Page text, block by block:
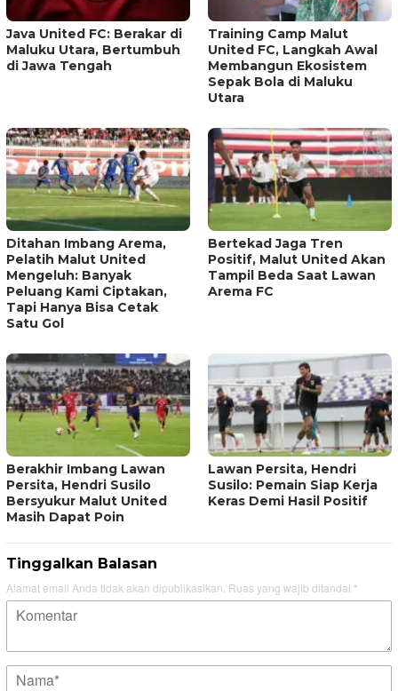
Java United FC: Berakar di
Maluku Utara, Bertumbuh
di Jawa Tengah
Training Camp Malut
United FC, Langkah Awal
Membangun Ekosistem
Sepak Bola di Maluku
Utara
Ditahan Imbang Arema,
Pelatih Malut United
Mengeluh: Banyak
Peluang Kami Ciptakan,
Tapi Hanya Bisa Cetak
Satu Gol
Bertekad Jaga Tren
Positif, Malut United Akan
Tampil Beda Saat Lawan
Arema FC
Berakhir Imbang Lawan
Persita, Hendri Susilo
Bersyukur Malut United
Masih Dapat Poin
Lawan Persita, Hendri
Susilo: Pemain Siap Kerja
Keras Demi Hasil Positif
Tinggalkan Balasan
Alamat email Anda tidak akan dipublikasikan. Ruas yang wajib ditandai *